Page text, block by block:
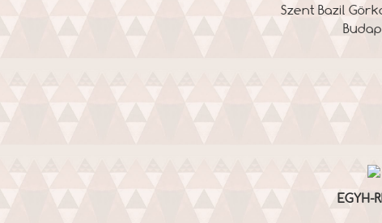
Szent Bazil